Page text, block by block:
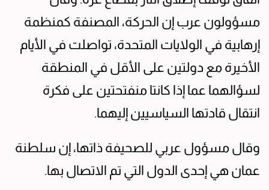
مسؤولون عرب إن الحركة، المصنفة كمنظمة
إرهابية في الولايات المتحدة، تواصلت في الأيام
الأخيرة مع دولتين على الأقل في المنطقة
لسؤالهما عما إذا كانتا منفتحتين على فكرة
انتقال قادتها السياسيين إليهما.
وقال مسؤول عربي للصحيفة ذاتها، إن سلطنة
عمان هي إحدى الدول التي تم الاتصال بها.